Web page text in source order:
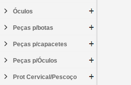
Óculos
Peças p/botas
Peças p/capacetes
Peças p/Óculos
Prot Cervical/Pescoço